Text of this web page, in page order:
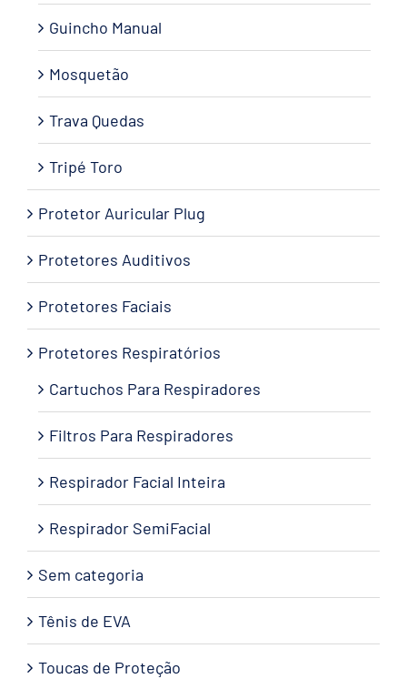
Guincho Manual
Mosquetão
Trava Quedas
Tripé Toro
Protetor Auricular Plug
Protetores Auditivos
Protetores Faciais
Protetores Respiratórios
Cartuchos Para Respiradores
Filtros Para Respiradores
Respirador Facial Inteira
Respirador SemiFacial
Sem categoria
Tênis de EVA
Toucas de Proteção